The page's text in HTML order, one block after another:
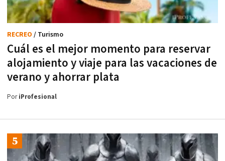
Cuál es el mejor momento para reservar
alojamiento y viaje para las vacaciones de
verano y ahorrar plata
RECREO / Turismo
PoriProfesional